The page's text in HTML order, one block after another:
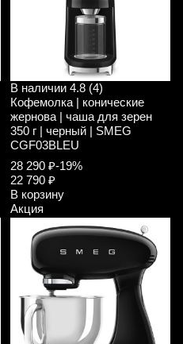
В наличии 4.8 (4)
Кофемолка | конические
жернова | чаша для зерен
350 г | черный | SMEG
CGF03BLEU
28 290 ₽-19%
22 790 ₽
В корзину
Акция